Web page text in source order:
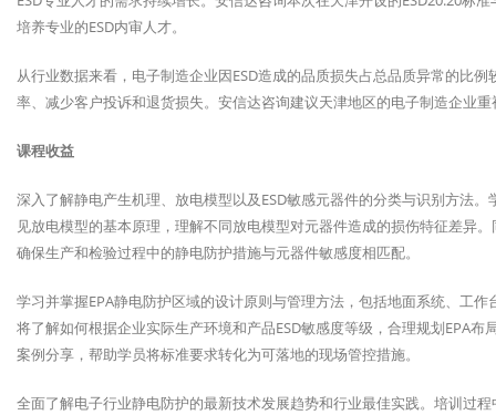
培养专业的ESD内审人才。
从行业数据来看，电子制造企业因ESD造成的品质损失占总品质异常的比
率、减少客户投诉和退货损失。安信达咨询建议天津地区的电子制造企业重
课程收益
深入了解静电产生机理、放电模型以及ESD敏感元器件的分类与识别方法
见放电模型的基本原理，理解不同放电模型对元器件造成的损伤特征差异
确保生产和检验过程中的静电防护措施与元器件敏感度相匹配。
学习并掌握EPA静电防护区域的设计原则与管理方法，包括地面系统、工
将了解如何根据企业实际生产环境和产品ESD敏感度等级，合理规划EPA
案例分享，帮助学员将标准要求转化为可落地的现场管控措施。
全面了解电子行业静电防护的最新技术发展趋势和行业最佳实践。培训过